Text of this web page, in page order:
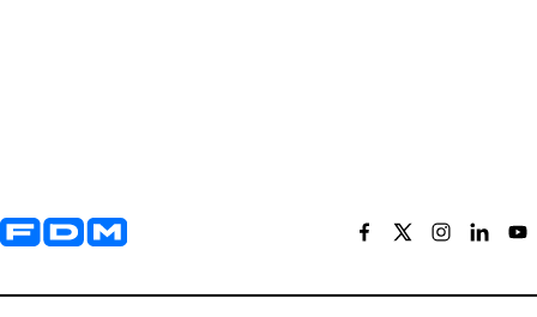
Yderligere information og kontaktoplysninger